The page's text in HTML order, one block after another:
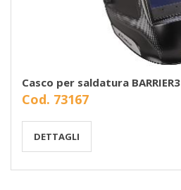
Casco per saldatura BARRIER3
Cod. 73167
DETTAGLI